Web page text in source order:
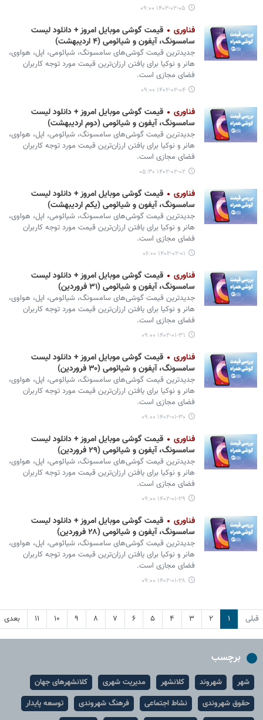
۱۴۰۲-۰۲-۰۵ ۰۹:۰۰
فناوری
قیمت گوشی موبایل امروز + دانلود لیست
سامسونگ، آیفون و شیائومی (۴ اردیبهشت)
جدیدترین قیمت گوشی‌های سامسونگ، شیائومی، اپل، هواوی،
هانر و نوکیا برای یافتن ارزان‌ترین قیمت مورد توجه کاربران
فضای مجازی است.
۱۴۰۲-۰۲-۰۴ ۰۹:۰۰
فناوری
قیمت گوشی موبایل امروز + دانلود لیست
سامسونگ، آیفون و شیائومی (دوم اردیبهشت)
جدیدترین قیمت گوشی‌های سامسونگ، شیائومی، اپل، هواوی،
هانر و نوکیا برای یافتن ارزان‌ترین قیمت مورد توجه کاربران
فضای مجازی است.
۱۴۰۲-۰۲-۰۲ ۰۵:۳۰
فناوری
قیمت گوشی موبایل امروز + دانلود لیست
سامسونگ، آیفون و شیائومی (یکم اردیبهشت)
جدیدترین قیمت گوشی‌های سامسونگ، شیائومی، اپل، هواوی،
هانر و نوکیا برای یافتن ارزان‌ترین قیمت مورد توجه کاربران
فضای مجازی است.
۱۴۰۲-۰۲-۰۱ ۰۶:۰۰
فناوری
قیمت گوشی موبایل امروز + دانلود لیست
سامسونگ، آیفون و شیائومی (۳۱ فروردین)
جدیدترین قیمت گوشی‌های سامسونگ، شیائومی، اپل، هواوی،
هانر و نوکیا برای یافتن ارزان‌ترین قیمت مورد توجه کاربران
فضای مجازی است.
۱۴۰۲-۰۱-۳۱ ۰۹:۰۰
فناوری
قیمت گوشی موبایل امروز + دانلود لیست
سامسونگ، آیفون و شیائومی (۳۰ فروردین)
جدیدترین قیمت گوشی‌های سامسونگ، شیائومی، اپل، هواوی،
هانر و نوکیا برای یافتن ارزان‌ترین قیمت مورد توجه کاربران
فضای مجازی است.
۱۴۰۲-۰۱-۳۰ ۰۹:۰۰
فناوری
قیمت گوشی موبایل امروز + دانلود لیست
سامسونگ، آیفون و شیائومی (۲۹ فروردین)
جدیدترین قیمت گوشی‌های سامسونگ، شیائومی، اپل، هواوی،
هانر و نوکیا برای یافتن ارزان‌ترین قیمت مورد توجه کاربران
فضای مجازی است.
۱۴۰۲-۰۱-۲۹ ۰۹:۰۰
فناوری
قیمت گوشی موبایل امروز + دانلود لیست
سامسونگ، آیفون و شیائومی (۲۸ فروردین)
جدیدترین قیمت گوشی‌های سامسونگ، شیائومی، اپل، هواوی،
هانر و نوکیا برای یافتن ارزان‌ترین قیمت مورد توجه کاربران
فضای مجازی است.
۱۴۰۲-۰۱-۲۸ ۰۹:۰۰
قبلی ۱ ۲ ۳ ۴ ۵ ۶ ۷ ۸ ۹ ۱۰ ۱۱ بعدی
برچسب
شهر شهروند کلانشهر مدیریت شهری
کلانشهرهای جهان
حقوق شهروندی
نشاط اجتماعی فرهنگ شهروندی
توسعه پایدار